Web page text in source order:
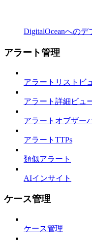
DigitalOceanへのデ
アラート管理
アラートリストビ
アラート詳細ビュ
アラートオブザー
アラートTTPs
類似アラート
AIインサイト
ケース管理
ケース管理